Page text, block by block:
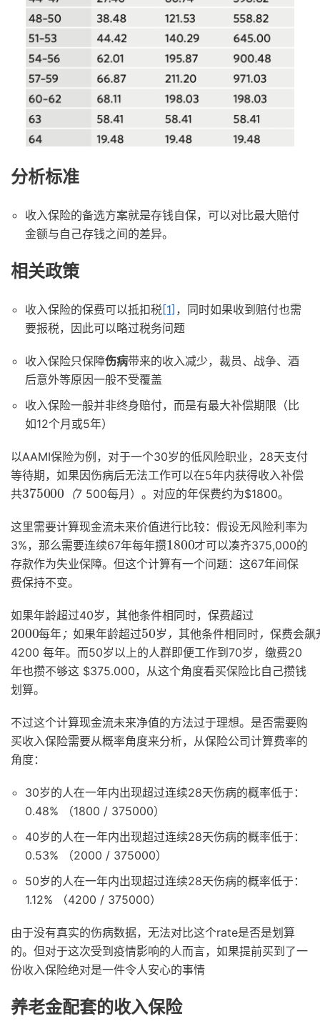
分析标准
收入保险的备选方案就是存钱自保，可以对比最大赔付
金额与自己存钱之间的差异。
相关政策
收入保险的保费可以抵扣税[1] ，同时如果收到赔付也需
要报税，因此可以略过税务问题
收入保险只保障伤病带来的收入减少，裁员、战争、酒
后意外等原因一般不受覆盖
收入保险一般并非终身赔付，而是有最大补偿期限（比
如12个月或5年）
以AAMI保险为例，对于一个30岁的低风险职业，28天支付
等待期，如果因伤病后无法工作可以在5年内获得收入补偿
共
（
375000
（ 7 500每月）。对应的年保费约为$1800。
这里需要计算现金流未来价值进行比较：假设无风险利率为
3%，那么需要连续67年每年攒
才 可 以 凑 齐
1800才可以
凑齐
375,000的
存款作为失业保障。但这个计算有一个问题：这67年间保
费保持不变。
如果年龄超过40岁，其他条件相同时，保费超过
每 ； 如 果 龄 超 过 岁 ， 其 他 条 相 同 时 ， 保 费 会 飙
2000
每
年
；
如
果
年
龄
超
过
50
岁
，
其
他
条
件
相
同
时
，
保
费
会
飙
升
到
约
4200 每年。而50岁以上的人群即便工作到70岁，缴费20
年也攒不够这 $375.000，从这个角度看买保险比自己攒钱
划算。
不过这个计算现金流未来净值的方法过于理想。是否需要购
买收入保险需要从概率角度来分析，从保险公司计算费率的
角度：
30岁的人在一年内出现超过连续28天伤病的概率低于：
0.48% （1800 / 375000）
40岁的人在一年内出现超过连续28天伤病的概率低于：
0.53% （2000 / 375000）
50岁的人在一年内出现超过连续28天伤病的概率低于：
1.12% （4200 / 375000）
由于没有真实的伤病数据，无法对比这个rate是否是划算
的。但对于这次受到疫情影响的人而言，如果提前买到了一
份收入保险绝对是一件令人安心的事情
养老金配套的收入保险